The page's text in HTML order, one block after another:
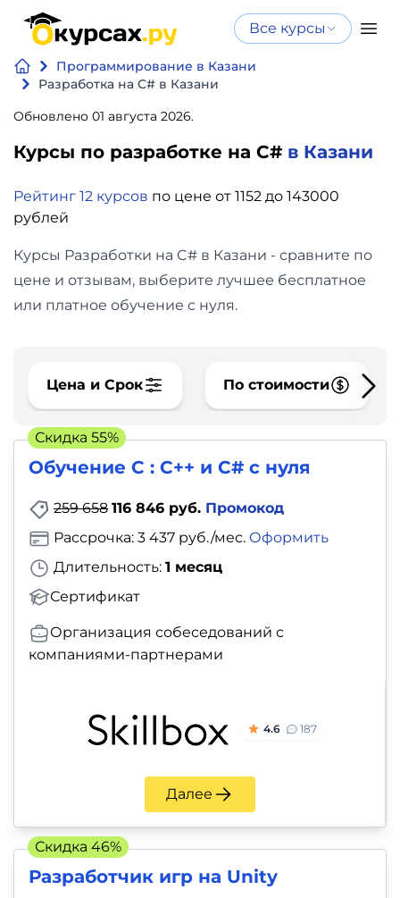
Все курсы
Программирование в Казани
Разработка на C# в Казани
Обновлено 01 августа 2026.
Курсы по разработке на C# в Казани
Рейтинг 12 курсов по цене от 1152 до 143000
рублей
Курсы Разработки на C# в Казани - сравните по
цене и отзывам, выберите лучшее бесплатное
или платное обучение с нуля.
Цена и Срок По стоимости
Обучение C : C++ и C# с нуля
259 658 116 846 руб. Промокод
Длительность: 1 месяц
Сертификат
Рассрочка: 3 437 руб./мес. Оформить
Организация собеседований с
компаниями-партнерами
4.6 187
Далее
Скидка 55%
Разработчик игр на Unity
Скидка 46%
Нейросеть
и ИИ
Программирование
и
Дизайн
Видео,
фото,
аудио
Маркетинг
Иностранный
язык
Для
детей
фитнес
Психология
саморазвитие
Прочее
Нейросеть и ИИ
интеллекту
Бесплатно